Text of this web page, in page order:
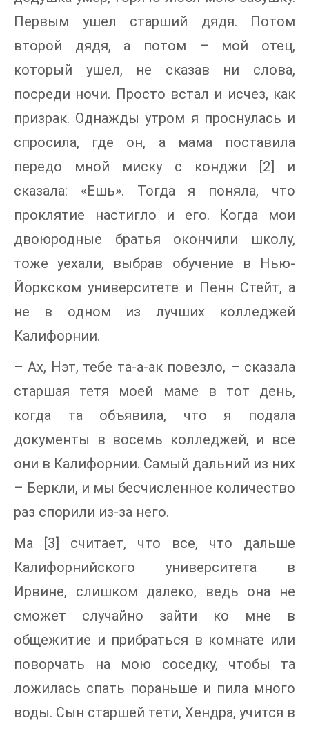
Первым ушел старший дядя. Потом
второй дядя, а потом – мой отец,
который ушел, не сказав ни слова,
посреди ночи. Просто встал и исчез, как
призрак. Однажды утром я проснулась и
спросила, где он, а мама поставила
передо мной миску с конджи [2] и
сказала: «Ешь». Тогда я поняла, что
проклятие настигло и его. Когда мои
двоюродные братья окончили школу,
тоже уехали, выбрав обучение в Нью-
Йоркском университете и Пенн Стейт, а
не в одном из лучших колледжей
Калифорнии.
– Ах, Нэт, тебе та-а-ак повезло, – сказала
старшая тетя моей маме в тот день,
когда та объявила, что я подала
документы в восемь колледжей, и все
они в Калифорнии. Самый дальний из них
– Беркли, и мы бесчисленное количество
раз спорили из-за него.
Ма [3] считает, что все, что дальше
Калифорнийского университета в
Ирвине, слишком далеко, ведь она не
сможет случайно зайти ко мне в
общежитие и прибраться в комнате или
поворчать на мою соседку, чтобы та
ложилась спать пораньше и пила много
воды. Сын старшей тети, Хендра, учится в